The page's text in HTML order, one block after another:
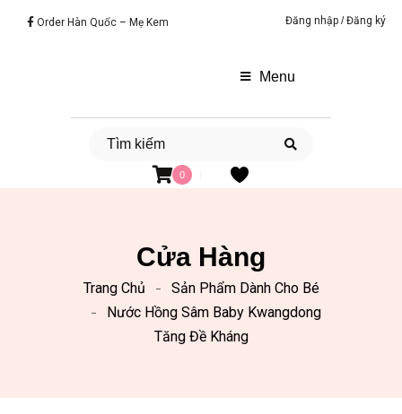
Order Hàn Quốc – Mẹ Kem Đăng nhập /Đăng ký
Menu
0
Cửa Hàng
Trang Chủ
Sản Phẩm Dành Cho Bé
Nước Hồng Sâm Baby Kwangdong
Tăng Đề Kháng